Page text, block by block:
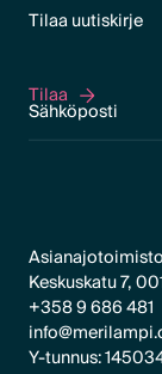
Tilaa uutiskirje
Tilaa
Tilaa
Keskuskatu 7,
+358 9 686 481
Y-tunnus: